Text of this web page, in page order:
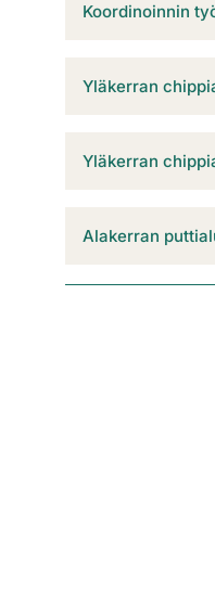
Koordinoinnin
Yläkerran
Yläkerran
Alakerran